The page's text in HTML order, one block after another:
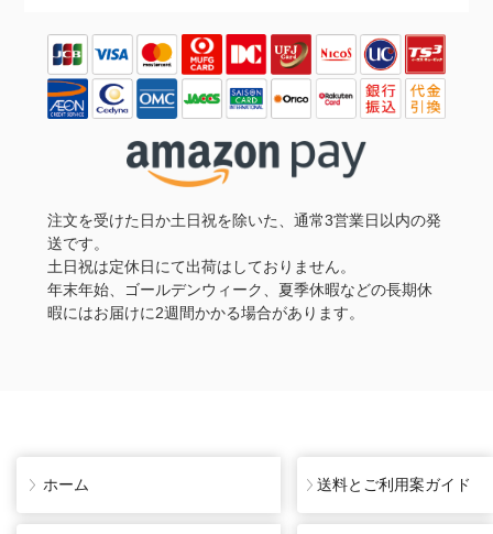
注文を受けた日か土日祝を除いた、通常3営業日以内の発
送です。
土日祝は定休日にて出荷はしておりません。
年末年始、ゴールデンウィーク、夏季休暇などの長期休
暇にはお届けに2週間かかる場合があります。
ホーム 送料とご利用案ガイド